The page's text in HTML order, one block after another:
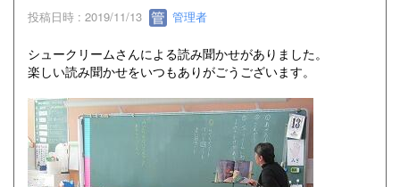
投稿日時 : 2019/11/13 管理者
シュークリームさんによる読み聞かせがありました。
楽しい読み聞かせをいつもありがごうございます。